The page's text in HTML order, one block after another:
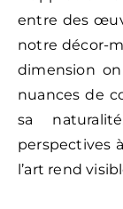
entre des
notre décor-
dimension
nuances de
sa
perspectives
l’art rend